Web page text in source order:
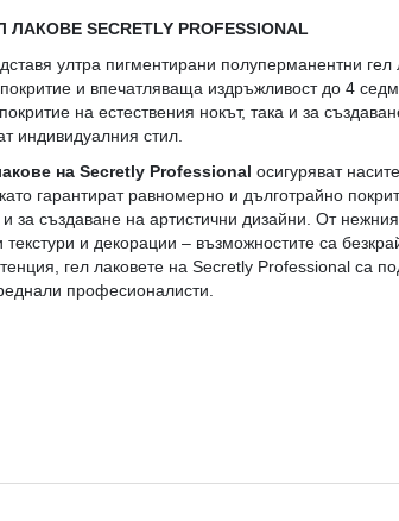
SECRETLY PROFESSIONAL
ултра пигментирани полуперманентни гел
и впечатляваща издръжливост до 4
на естествения нокът, така и за
индивидуалния стил.
на Secretly Professional осигуряват
гарантират равномерно и дълготрайно
за създаване на артистични дизайни. От
и декорации – възможностите са
гел лаковете на Secretly Professional са
професионалисти.